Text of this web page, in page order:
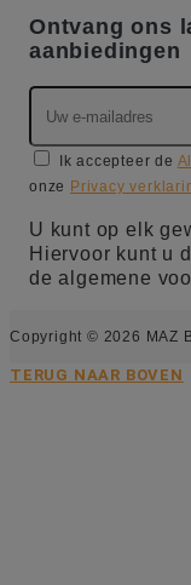
Ontvang ons
aanbiedingen
Ik accepteer de
onze Privacy
U kunt op elk
Hiervoor kunt u
de algemene
Copyright © 2026 MAZ
TERUG NAAR BOVEN